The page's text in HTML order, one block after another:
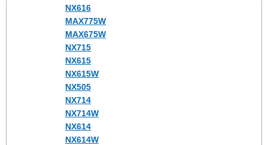
NX616
MAX775W
MAX675W
NX715
NX615
NX615W
NX505
NX714
NX714W
NX614
NX614W